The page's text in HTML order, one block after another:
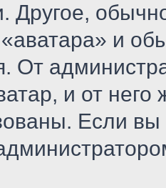
Другое,
«аватара» и
От
и от него
Если